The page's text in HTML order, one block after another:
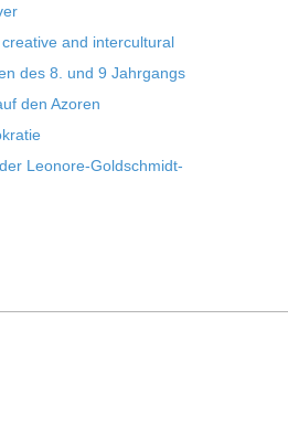
crea­tive and inter­cul­tu­ral
des 8. und 9 Jahr­gangs
den Azoren
Leonore-Goldschmidt-